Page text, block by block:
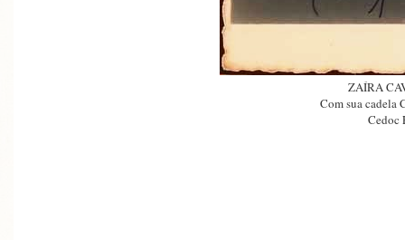
ZAÍRA
Com sua cadela
Cedoc